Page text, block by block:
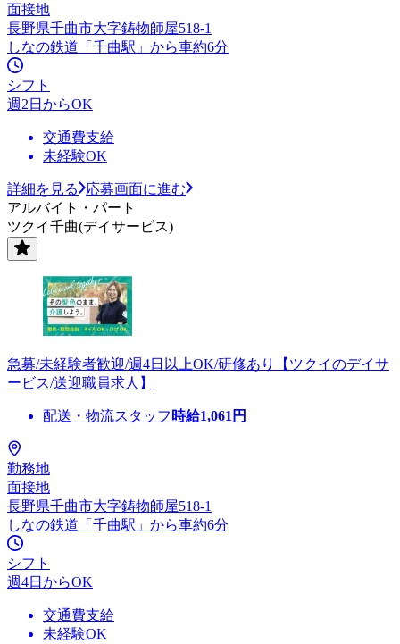
面接地
長野県千曲市大字鋳物師屋518-1
しなの鉄道「千曲駅」から車約6分
シフト
週2日からOK
交通費支給
未経験OK
詳細を見る
応募画面に進む
アルバイト・パート
ツクイ千曲(デイサービス)
急募/未経験者歓迎/週4日以上OK/研修あり【ツクイのデイサ
ービス/送迎職員求人】
配送・物流スタッフ 時給1,061 円
勤務地
面接地
長野県千曲市大字鋳物師屋518-1
しなの鉄道「千曲駅」から車約6分
シフト
週4日からOK
交通費支給
未経験OK